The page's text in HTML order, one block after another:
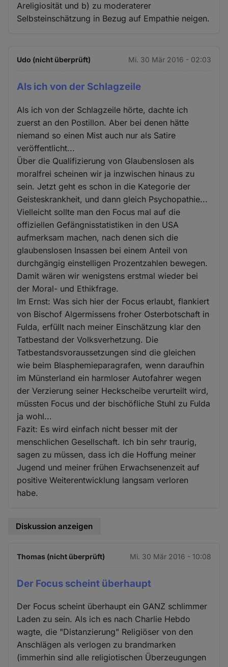
Areligiosität und b) zu moderaterer
Selbsteinschätzung in Bezug auf Empathie neigen.
Udo (nicht überprüft) Mi. 30 Mär 2016 - 02:03
Als ich von der Schlagzeile
Als ich von der Schlagzeile hörte, dachte ich
zuerst an den Postillon. Aber bei denen hätte
niemand so einen Mist auch nur als Satire
veröffentlicht...
Über die Qualifizierung von Glaubenslosen als
moralfrei scheinen wir ja inzwischen hinaus zu
sein. Jetzt geht es schon in die Kategorie der
Geisteskrankheit, und dann gleich Psychopathie...
Vielleicht sollte man den Focus mal auf die
offiziellen Gefängnisstatistiken in den USA
aufmerksam machen, nach denen sich die
glaubenslosen Insassen bei einem Anteil von
durchgängig einstelligen Prozentzahlen bewegen.
Damit wären wir wenigstens erstmal wieder bei
der Moral- und Ethikfrage.
Im Ernst: Was sich hier der Focus erlaubt, flankiert
von Bischof Algermissens froher Osterbotschaft in
Fulda, erfüllt nach meiner Einschätzung klar den
Tatbestand der Volksverhetzung. Die
Tatbestandsvoraussetzungen sind die gleichen
wie beim Blasphemieparagrafen, wenn daraufhin
im Münsterland ein harmloser Autofahrer wegen
der Verzierung seiner Heckscheibe verurteilt wird,
müssten Focus und der bischöfliche Stuhl zu Fulda
ja wohl...
Fazit: Es wird einfach nicht besser mit der
menschlichen Gesellschaft. Ich bin sehr traurig,
sagen zu müssen, dass ich die Hoffung meiner
Jugend und meiner frühen Erwachsenenzeit auf
positive Weiterentwicklung langsam verloren
habe.
Diskussion anzeigen
Thomas (nicht überprüft) Mi. 30 Mär 2016 - 10:08
Der Focus scheint überhaupt
Der Focus scheint überhaupt ein GANZ schlimmer
Laden zu sein. Als ich es nach Charlie Hebdo
wagte, die "Distanzierung" Religiöser von den
Anschlägen als verlogen zu brandmarken
(immerhin sind alle religiotischen Überzeugungen